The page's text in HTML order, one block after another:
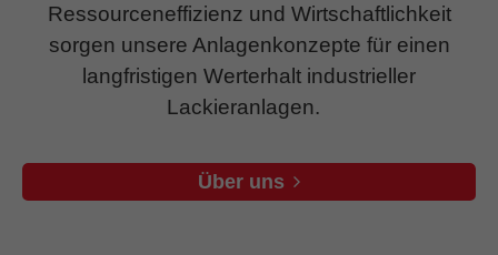
Ressourceneffizienz und Wirtschaftlichkeit
sorgen unsere Anlagenkonzepte für einen
langfristigen Werterhalt industrieller
Lackieranlagen.
Über uns